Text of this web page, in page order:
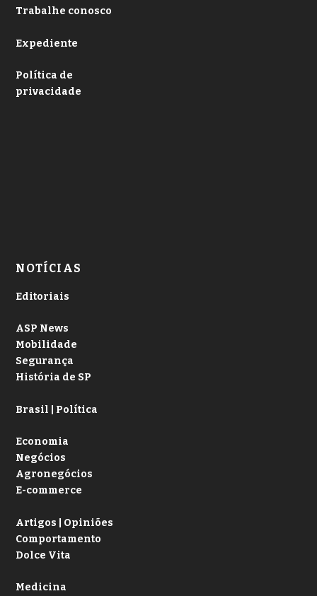
Trabalhe conosco
Expediente
Política de
privacidade
NOTÍCIAS
Editoriais
ASP News
Mobilidade
Segurança
História de SP
Brasil | Política
Economia
Negócios
Agronegócios
E-commerce
Artigos | Opiniões
Comportamento
Dolce Vita
Medicina